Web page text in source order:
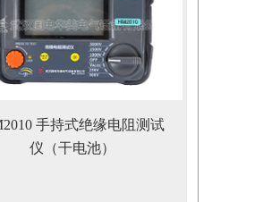
手持式绝缘电阻测试
仪（干电池）